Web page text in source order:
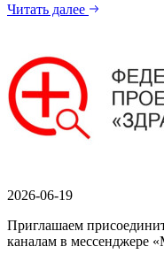
Читать далее
2026-06-19
Приглашаем
каналам в мессенджере